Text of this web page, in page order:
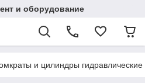
и оборудование
и цилиндры гидравлические